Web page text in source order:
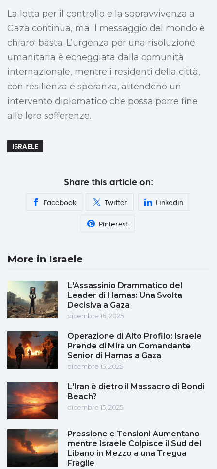
La lotta per il controllo e la sopravvivenza a
Gaza continua, ma il messaggio del mondo è
chiaro: basta. L’urgenza per una risoluzione
umanitaria è echeggiata dalla comunità
internazionale, mentre i residenti della città,
con resilienza e speranza, attendono un
intervento diplomatico che possa porre fine
alle loro sofferenze.
ISRAELE
Share this article on:
Facebook Twitter Linkedin
Pinterest
More in Israele
L'Assassinio Drammatico del
Leader di Hamas: Una Svolta
Decisiva a Gaza
dicembre 16, 2025
Operazione di Alto Profilo: Israele
Prende di Mira un Comandante
Senior di Hamas a Gaza
dicembre 15, 2025
L'Iran è dietro il Massacro di Bondi
Beach?
dicembre 15, 2025
Pressione e Tensioni Aumentano
mentre Israele Colpisce il Sud del
Libano in Mezzo a una Tregua
Fragile